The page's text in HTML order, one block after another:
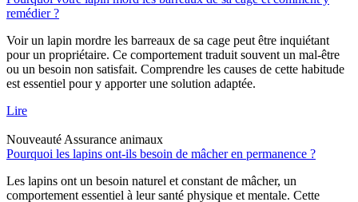
remédier ?
Voir un lapin mordre les barreaux de sa cage peut être inquiétant
pour un propriétaire. Ce comportement traduit souvent un mal-être
ou un besoin non satisfait. Comprendre les causes de cette habitude
est essentiel pour y apporter une solution adaptée.
Lire
Nouveauté Assurance animaux
Pourquoi les lapins ont-ils besoin de mâcher en permanence ?
Les lapins ont un besoin naturel et constant de mâcher, un
comportement essentiel à leur santé physique et mentale. Cette